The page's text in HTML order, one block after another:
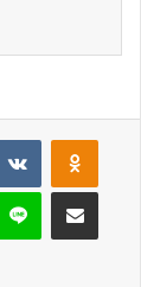
VKontakte
Line E-Posta ile